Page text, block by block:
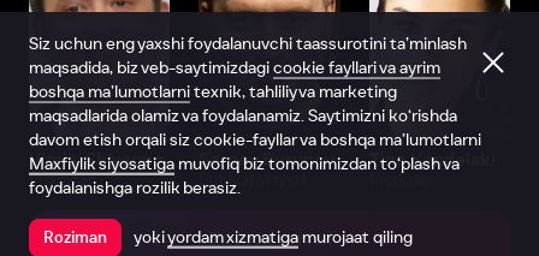
Vitaliy Shlyappo
Produser
Sergey Burunov
Dublyaj aktyori
Tina Kandelaki
Ilovada ochish
Siz uchun eng yaxshi foydalanuvchi taassurotini ta’minlash
maqsadida, biz veb-saytimizdagicookie fayllari va ayrim
boshqa ma’lumotlarnitexnik, tahliliy va marketing
maqsadlarida olamiz va foydalanamiz. Saytimizni ko‘rishda
davom etish orqali siz cookie-fayllar va boshqa ma’lumotlarni
Maxfiylik siyosatiga muvofiq biz tomonimizdan to‘plash va
foydalanishga rozilik berasiz.
Roziman yokiyordam xizmatiga murojaat qiling